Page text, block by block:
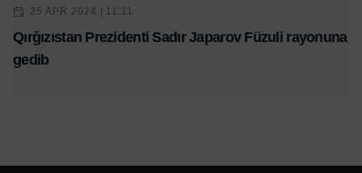
25 APR 2024 | 11:11
Qırğızıstan Prezidenti Sadır Japarov Füzuli rayonuna
gedib